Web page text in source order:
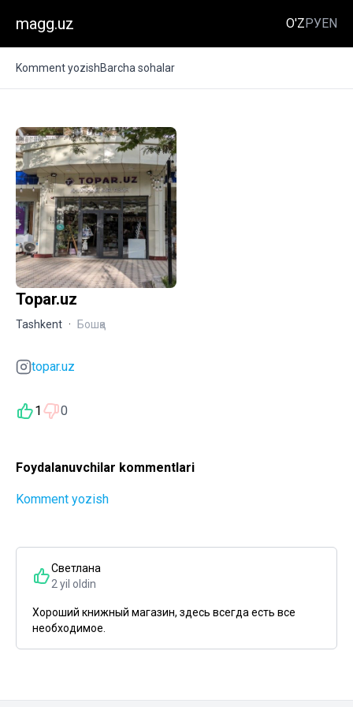
magg.uz O'ZРУEN
Komment yozishBarcha sohalar
Topar.uz
Tashkent · Бошқа
topar.uz
1 0
Foydalanuvchilar kommentlari
Komment yozish
Светлана
2 yil oldin
Хороший книжный магазин, здесь всегда есть все
необходимое.